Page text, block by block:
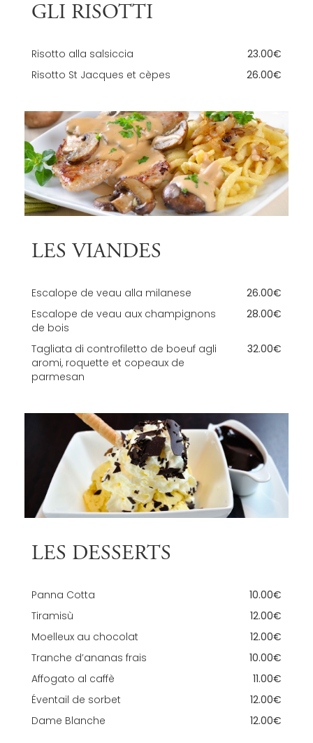
GLI RISOTTI
Risotto alla salsiccia
23.00€
Risotto St Jacques et cèpes
26.00€
LES VIANDES
Escalope de veau alla milanese
26.00€
Escalope de veau aux champignons
de bois
28.00€
Tagliata di controfiletto de boeuf agli
aromi, roquette et copeaux de
parmesan
32.00€
LES DESSERTS
Panna Cotta
10.00€
Tiramisù
12.00€
Moelleux au chocolat
12.00€
Tranche d’ananas frais
10.00€
Affogato al caffè
11.00€
Éventail de sorbet
12.00€
Dame Blanche
12.00€